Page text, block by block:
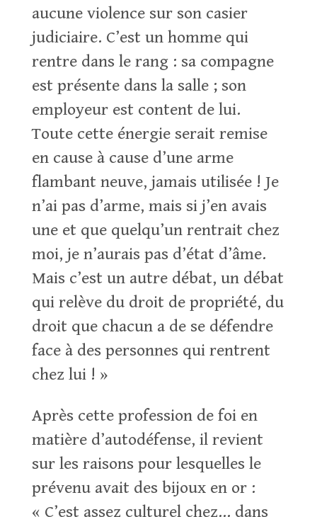
aucune violence sur son casier
judiciaire. C’est un homme qui
rentre dans le rang : sa compagne
est présente dans la salle ; son
employeur est content de lui.
Toute cette énergie serait remise
en cause à cause d’une arme
flambant neuve, jamais utilisée ! Je
n’ai pas d’arme, mais si j’en avais
une et que quelqu’un rentrait chez
moi, je n’aurais pas d’état d’âme.
Mais c’est un autre débat, un débat
qui relève du droit de propriété, du
droit que chacun a de se défendre
face à des personnes qui rentrent
chez lui ! »
Après cette profession de foi en
matière d’autodéfense, il revient
sur les raisons pour lesquelles le
prévenu avait des bijoux en or :
« C’est assez culturel chez… dans